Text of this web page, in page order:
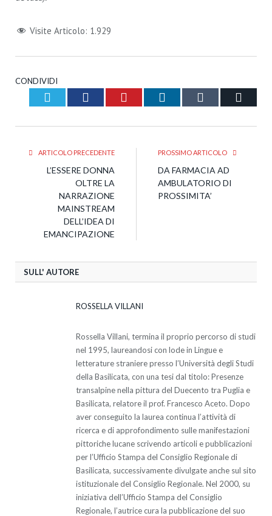
Visite Articolo: 1.929
CONDIVIDI
Twitter Facebook Pinterest LinkedIn Tumblr
ARTICOLO PRECEDENTE
L’ESSERE DONNA
OLTRE LA
NARRAZIONE
MAINSTREAM
DELL’IDEA DI
EMANCIPAZIONE
PROSSIMO ARTICOLO
DA FARMACIA AD
AMBULATORIO DI
PROSSIMITA’
SULL' AUTORE
ROSSELLA VILLANI
Rossella Villani, termina il proprio percorso di studi
nel 1995, laureandosi con lode in Lingue e
letterature straniere presso l’Università degli Studi
della Basilicata, con una tesi dal titolo: Presenze
transalpine nella pittura del Duecento tra Puglia e
Basilicata, relatore il prof. Francesco Aceto. Dopo
aver conseguito la laurea continua l’attività di
ricerca e di approfondimento sulle manifestazioni
pittoriche lucane scrivendo articoli e pubblicazioni
per l’Ufficio Stampa del Consiglio Regionale di
Basilicata, successivamente divulgate anche sul sito
istituzionale del Consiglio Regionale. Nel 2000, su
iniziativa dell’Ufficio Stampa del Consiglio
Regionale, l’autrice cura la pubblicazione del suo